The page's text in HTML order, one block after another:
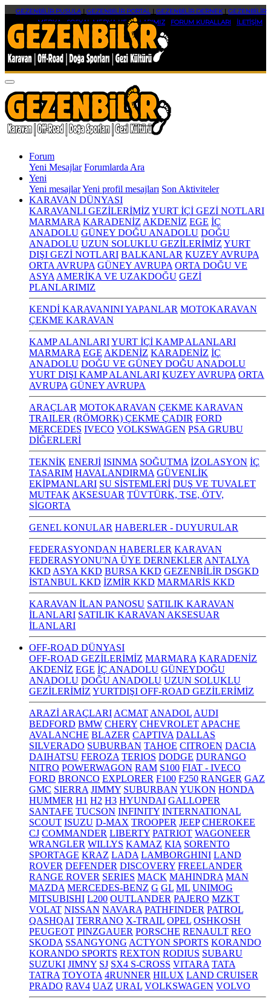
GEZENBİLİR PUSULA| GEZENBİLİR PORTAL| GEZENBİLİR DERNEK| GEZENBİLİR
MEDYA|SOSYAL MEDYA HESAPLARIMIZ FORUM KURALLARI İLETİŞİM
Forum
Yeni Mesajlar Forumlarda Ara
Yeni
Yeni mesajlarYeni profil mesajları Son Aktiviteler
KARAVAN DÜNYASI
KARAVANLI GEZİLERİMİZ YURT İÇİ GEZİ NOTLARI
MARMARA KARADENİZ AKDENİZ EGE İÇ
ANADOLU GÜNEY DOĞU ANADOLU DOĞU
ANADOLU UZUN SOLUKLU GEZİLERİMİZ YURT
DIŞI GEZİ NOTLARI BALKANLAR KUZEY AVRUPA
ORTA AVRUPA GÜNEY AVRUPA ORTA DOĞU VE
ASYA AMERİKA VE UZAKDOĞU GEZİ
PLANLARIMIZ
KENDİ KARAVANINI YAPANLAR MOTOKARAVAN
ÇEKME KARAVAN
KAMP ALANLARIYURT İÇİ KAMP ALANLARI
MARMARA EGE AKDENİZ KARADENİZ İÇ
ANADOLU DOĞU VE GÜNEY DOĞU ANADOLU
YURT DIŞI KAMP ALANLARI KUZEY AVRUPA ORTA
AVRUPA GÜNEY AVRUPA
ARAÇLAR MOTOKARAVAN ÇEKME KARAVAN
TRAILER (RÖMORK) ÇEKME ÇADIR FORD
MERCEDES IVECO VOLKSWAGEN PSA GRUBU
DİĞERLERİ
TEKNİK ENERJİ ISINMA SOĞUTMA İZOLASYON İÇ
TASARIM HAVALANDIRMA GÜVENLİK
EKİPMANLARI SU SİSTEMLERİ DUŞ VE TUVALET
MUTFAK AKSESUAR TÜVTÜRK, TSE, ÖTV,
SİGORTA
GENEL KONULAR HABERLER - DUYURULAR
FEDERASYONDAN HABERLER KARAVAN
FEDERASYONU'NA ÜYE DERNEKLER ANTALYA
KKD ASYA KKD BURSA KKD GEZENBİLİR DSGKD
İSTANBUL KKD İZMİR KKD MARMARİS KKD
KARAVAN İLAN PANOSU SATILIK KARAVAN
İLANLARI SATILIK KARAVAN AKSESUAR
İLANLARI
OFF-ROAD DÜNYASI
OFF-ROAD GEZİLERİMİZ MARMARA KARADENİZ
AKDENİZ EGE İÇ ANADOLU GÜNEYDOĞU
ANADOLU DOĞU ANADOLU UZUN SOLUKLU
GEZİLERİMİZ YURTDIŞI OFF-ROAD GEZİLERİMİZ
ARAZİ ARAÇLARI ACMAT ANADOL AUDI
BEDFORD BMW CHERY CHEVROLET APACHE
AVALANCHE BLAZER CAPTIVA DALLAS
SILVERADO SUBURBAN TAHOE CITROEN DACIA
DAIHATSU FEROZA TERIOS DODGE DURANGO
NITRO POWERWAGON RAM S100 FIAT - IVECO
FORD BRONCO EXPLORER F100 F250 RANGER GAZ
GMC SIERRA JIMMY SUBURBAN YUKON HONDA
HUMMER H1 H2 H3 HYUNDAI GALLOPER
SANTAFE TUCSON INFINITY INTERNATIONAL
SCOUT ISUZU D-MAX TROOPER JEEP CHEROKEE
CJ COMMANDER LIBERTY PATRIOT WAGONEER
WRANGLER WILLYS KAMAZ KIA SORENTO
SPORTAGE KRAZ LADA LAMBORGHINI LAND
ROVER DEFENDER DISCOVERY FREELANDER
RANGE ROVER SERIES MACK MAHINDRA MAN
MAZDA MERCEDES-BENZ G GL ML UNIMOG
MITSUBISHI L200 OUTLANDER PAJERO MZKT
VOLAT NISSAN NAVARA PATHFINDER PATROL
QASHQAI TERRANO X-TRAIL OPEL OSHKOSH
PEUGEOT PINZGAUER PORSCHE RENAULT REO
SKODA SSANGYONG ACTYON SPORTS KORANDO
KORANDO SPORTS REXTON RODIUS SUBARU
SUZUKI JIMNY SJ SX4 S-CROSS VITARA TATA
TATRA TOYOTA 4RUNNER HILUX LAND CRUISER
PRADO RAV4 UAZ URAL VOLKSWAGEN VOLVO